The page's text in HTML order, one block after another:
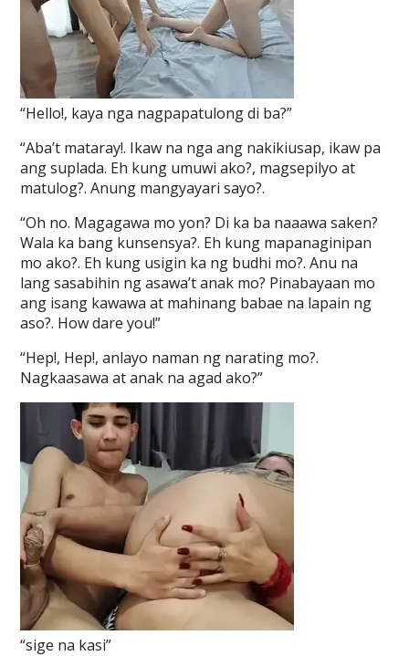
“Hello!, kaya nga nagpapatulong di ba?”
“Aba’t mataray!. Ikaw na nga ang nakikiusap, ikaw pa
ang suplada. Eh kung umuwi ako?, magsepilyo at
matulog?. Anung mangyayari sayo?.
“Oh no. Magagawa mo yon? Di ka ba naaawa saken?
Wala ka bang kunsensya?. Eh kung mapanaginipan
mo ako?. Eh kung usigin ka ng budhi mo?. Anu na
lang sasabihin ng asawa’t anak mo? Pinabayaan mo
ang isang kawawa at mahinang babae na lapain ng
aso?. How dare you!”
“Hep!, Hep!, anlayo naman ng narating mo?.
Nagkaasawa at anak na agad ako?”
“sige na kasi”